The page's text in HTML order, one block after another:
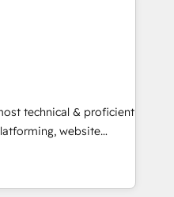
executed over a
integrates analysis,
Leveraging
focus on
converting leads.
technical & proficient
website
in multi-hub
& enterprise